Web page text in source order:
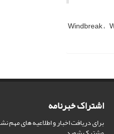
Windbreak
اشتراک خبرنامه
برای دریافت اخبار و اطلاعیه های مهم